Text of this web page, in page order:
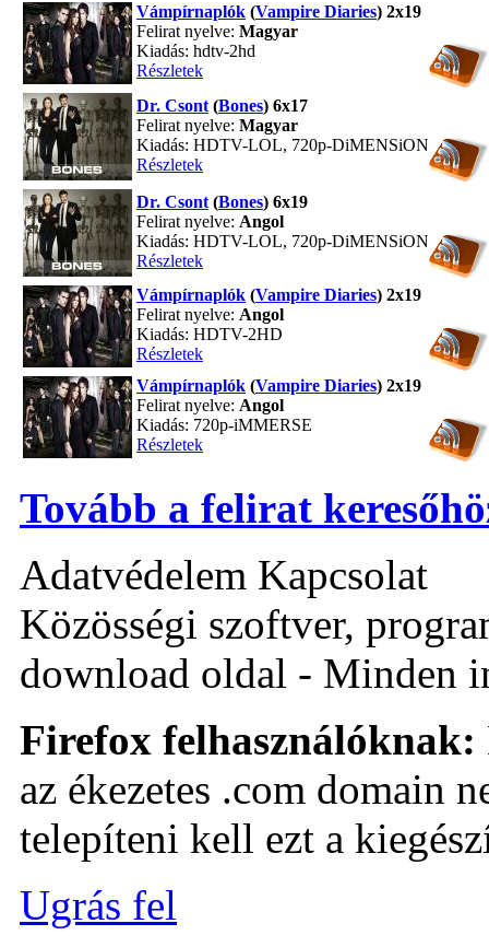
Vámpírnaplók (Vampire Diaries) 2x19
Felirat nyelve: Magyar
Kiadás: hdtv-2hd
Részletek
Dr. Csont (Bones) 6x17
Felirat nyelve: Magyar
Kiadás: HDTV-LOL, 720p-DiMENSiON
Részletek
Dr. Csont (Bones) 6x19
Felirat nyelve: Angol
Kiadás: HDTV-LOL, 720p-DiMENSiON
Részletek
Vámpírnaplók (Vampire Diaries) 2x19
Felirat nyelve: Angol
Kiadás: HDTV-2HD
Részletek
Vámpírnaplók (Vampire Diaries) 2x19
Felirat nyelve: Angol
Kiadás: 720p-iMMERSE
Részletek
Tovább a felirat
Adatvédelem Kapcsolat
Közösségi szoftver,
download oldal - Minden
Firefox felhasználóknak:
az ékezetes .com domain
telepíteni kell ezt a
Ugrás fel